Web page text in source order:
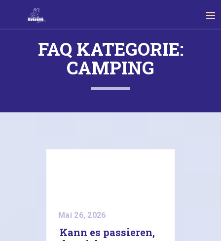
FAQ KATEGORIE:
CAMPING
Mai 26, 2026
Kann es passieren,